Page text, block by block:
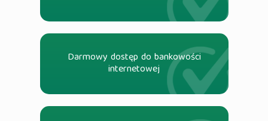
Darmowy dostęp do bankowości
internetowej